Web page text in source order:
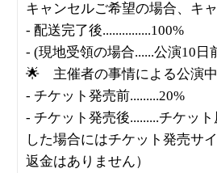
キャンセルご希望の場合、キ
- 配送完了後...............100%
- (現地受領の場合......公演10日
🌟 主催者の事情による公演
- チケット発売前.........20%
- チケット発売後.........チケッ
した場合にはチケット発売サ
返金はありません）